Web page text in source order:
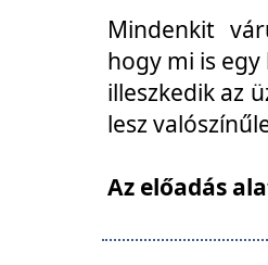
Mindenkit
hogy mi is
illeszkedik az
lesz
Az előadás